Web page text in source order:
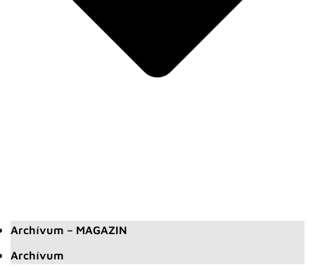
Archívum – MAGAZIN
Archívum